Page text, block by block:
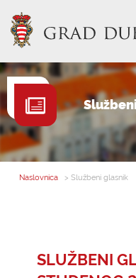
GRADONAČELNIK
Naslovnica > Službeni glasnik
SLUŽBENI